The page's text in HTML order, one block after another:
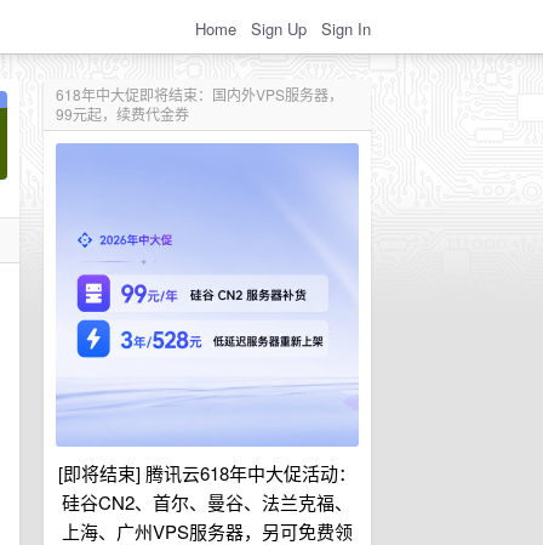
Home Sign Up Sign In
618年中大促即将结束：国内外VPS服务器，
99元起，续费代金券
[即将结束] 腾讯云618年中大促活动：
硅谷CN2、首尔、曼谷、法兰克福、
上海、广州VPS服务器，另可免费领